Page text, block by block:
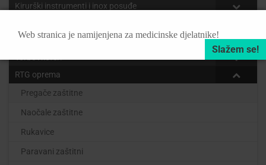
Kirurški instrumenti i inox posuđe
Sterilizacija
Torbe i koferi
RTG oprema
Pregače zaštitne
Naočale zaštitne
Rukavice
Paravani zaštitni
Web stranica je namijenjena za medicinske djelatnike!